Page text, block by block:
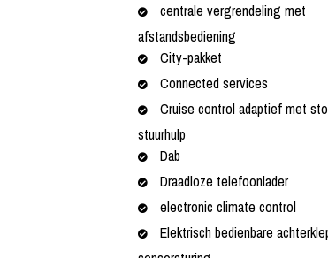
centrale vergrendeling met
afstandsbediening
City-pakket
Connected services
Cruise control adaptief met
stuurhulp
Dab
Draadloze telefoonlader
electronic climate control
Elektrisch bedienbare